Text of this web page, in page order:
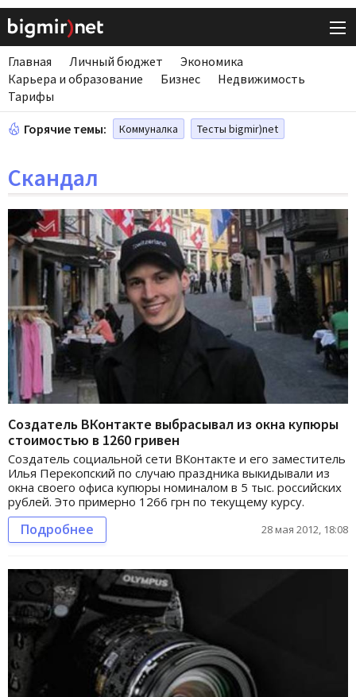
Главная Личный бюджет
Экономика
Карьера и образование
Бизнес
Недвижимость
Тарифы
Горячие темы: Коммуналка Тесты bigmir)net
Скандал
Создатель ВКонтакте выбрасывал из окна купюры
стоимостью в 1260 гривен
Создатель социальной сети ВКонтакте и его заместитель
Илья Перекопский по случаю праздника выкидывали из
окна своего офиса купюры номиналом в 5 тыс. российских
рублей. Это примерно 1266 грн по текущему курсу.
Подробнее 28 мая 2012, 18:08